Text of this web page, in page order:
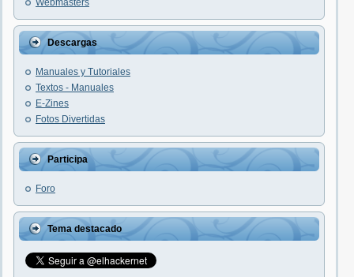
Webmasters
Descargas
Manuales y Tutoriales
Textos - Manuales
E-Zines
Fotos Divertidas
Participa
Foro
Tema destacado